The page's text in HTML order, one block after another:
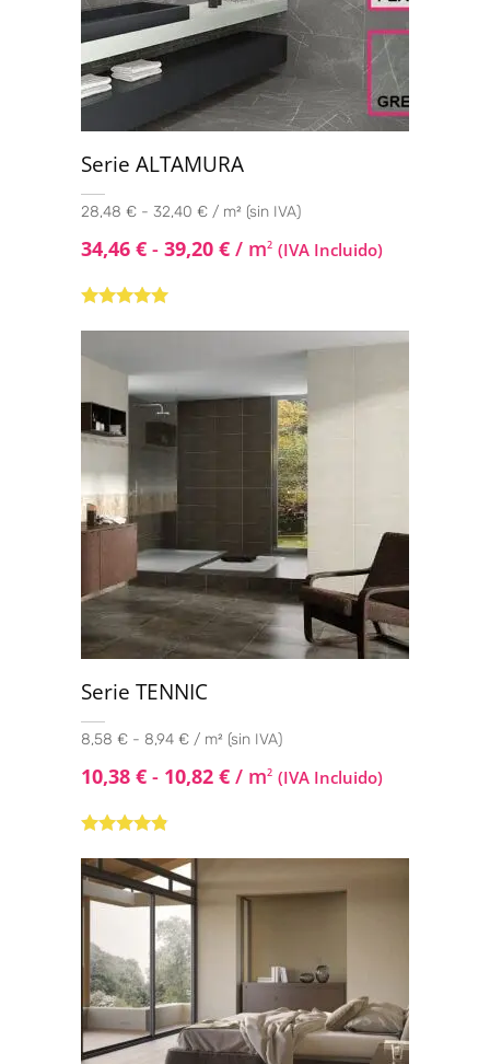
Serie ALTAMURA
28,48 € - 32,40 € / m² (sin IVA)
34,46 € - 39,20 € / m2 (IVA Incluido)
5.00de 5
Serie TENNIC
8,58 € - 8,94 € / m² (sin IVA)
10,38 € - 10,82 € / m2 (IVA Incluido)
con
4.67de
5